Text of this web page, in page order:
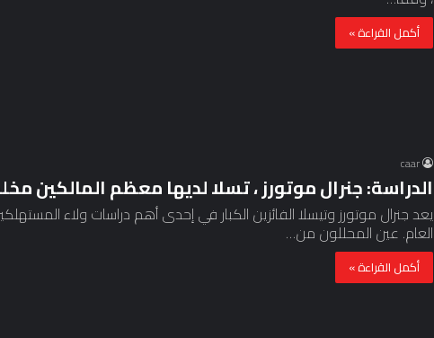
أكمل القراءة »
caar
الدراسة: جنرال موتورز ، تسلا لديها معظم المالكين
يعد جنرال موتورز وتيسلا الفائزين الكبار في إحدى أهم دراسات ولاء
العام. عين المحللون من…
أكمل القراءة »